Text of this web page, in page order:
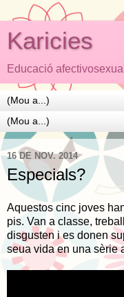
Karicies
Educació afectivosexual
16 DE NOV. 2014
Especials?
Aquestos cinc joves
pis. Van a classe,
disgusten i es donen
seua vida en una sèrie